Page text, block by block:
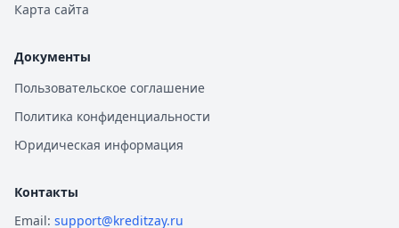
Карта сайта
Документы
Пользовательское соглашение
Политика конфиденциальности
Юридическая информация
Контакты
Email: support@kreditzay.ru